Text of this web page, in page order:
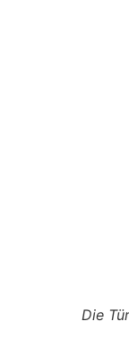
Die